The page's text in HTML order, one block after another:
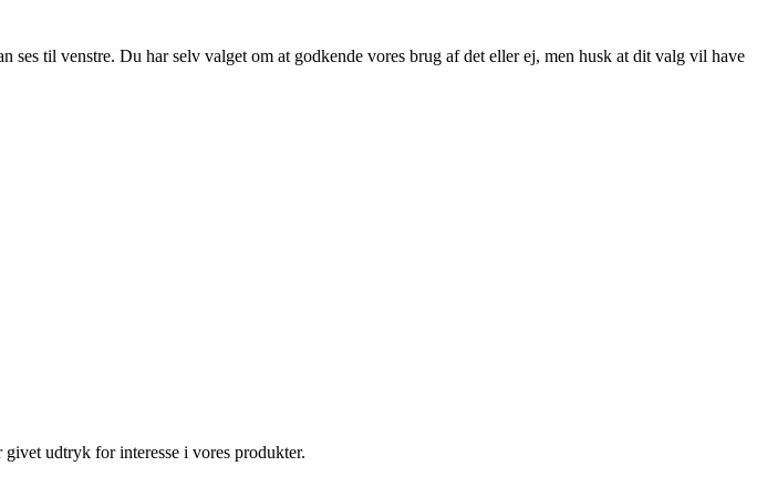
til venstre. Du har selv valget om at godkende vores brug af det eller ej, men husk at dit valg vil have
udtryk for interesse i vores produkter.